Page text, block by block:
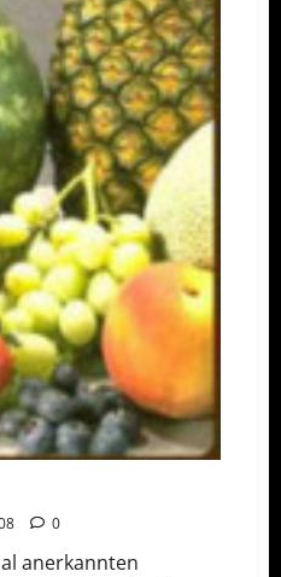
0
anerkannten